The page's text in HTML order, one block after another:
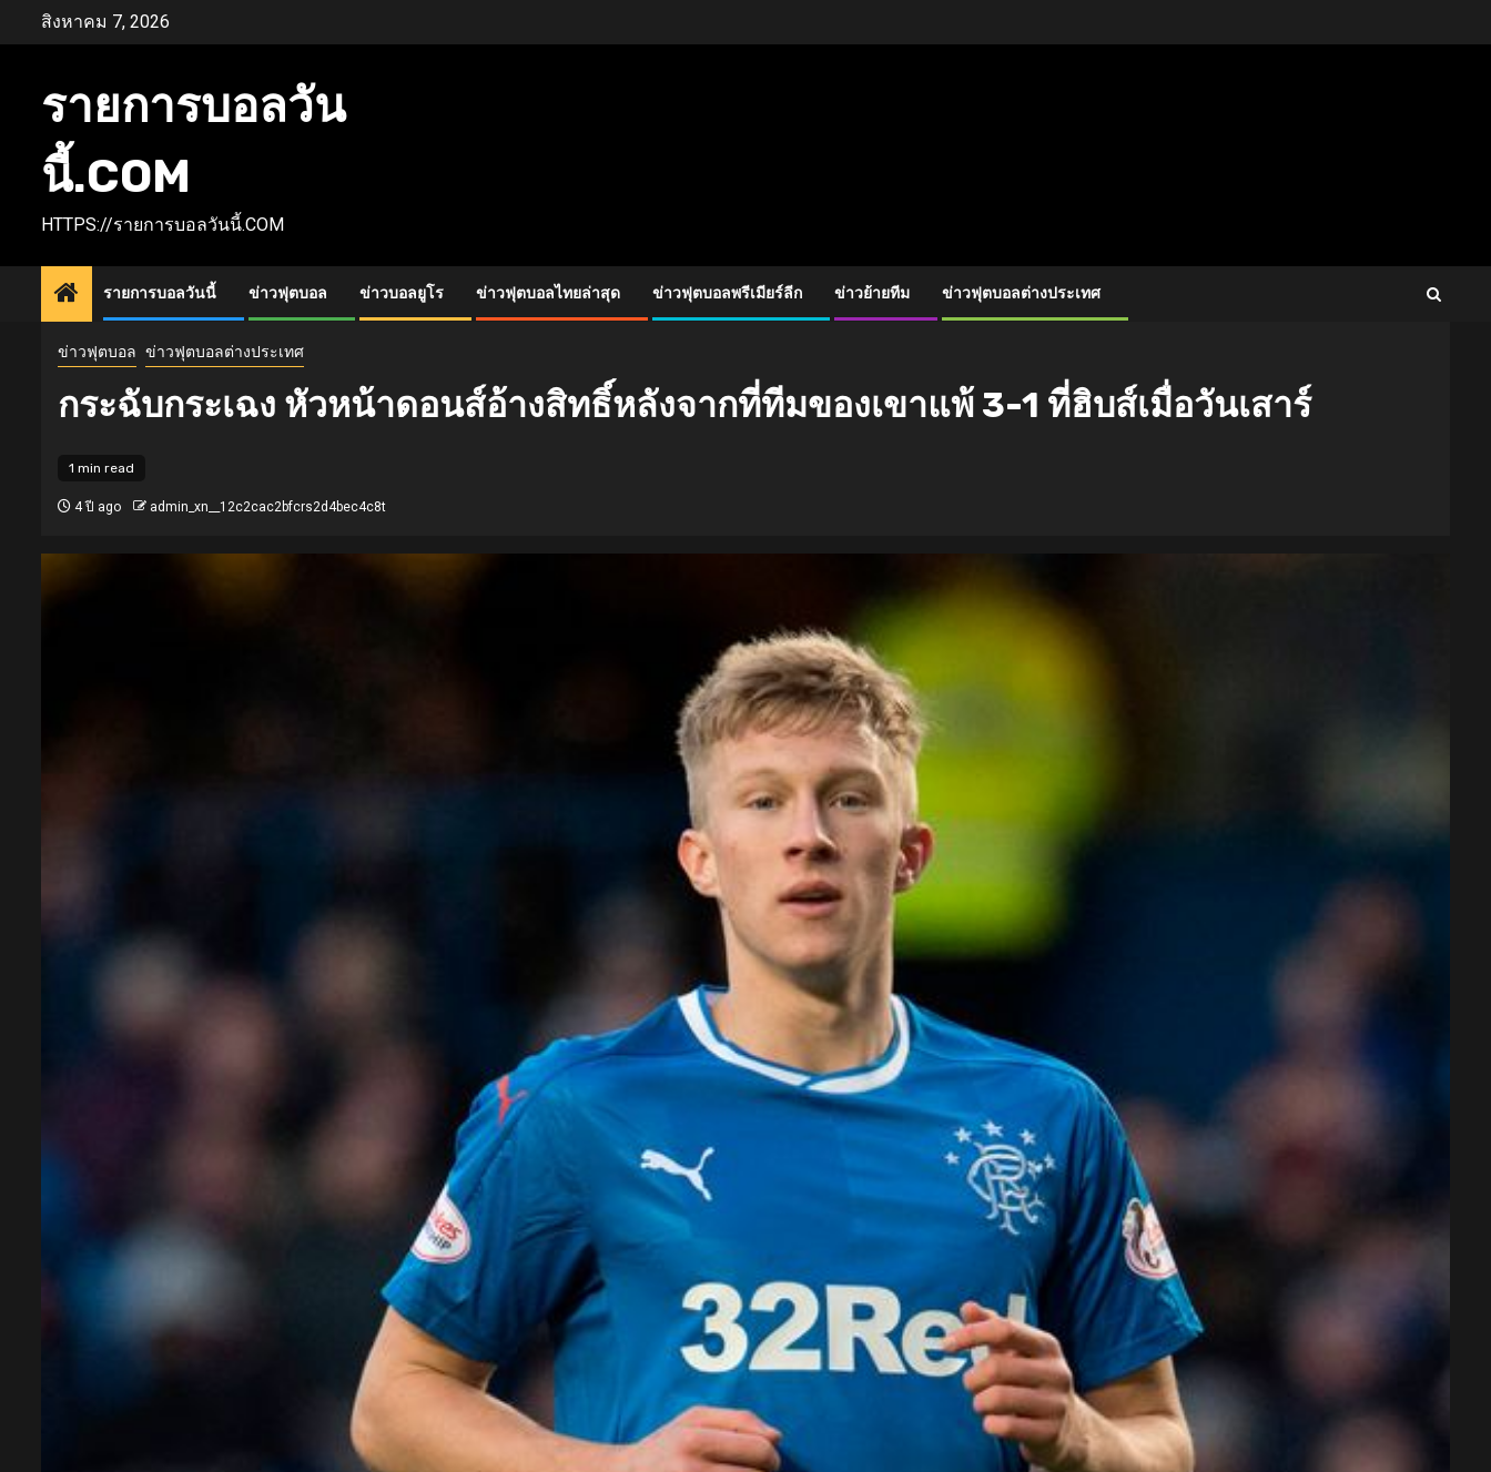
สิงหาคม 7, 2026
รายการบอลวัน
นี้.COM
HTTPS://รายการบอลวันนี้.COM
รายการบอลวันนี้ ข่าวฟุตบอล ข่าวบอลยูโร ข่าวฟุตบอลไทยล่าสุด ข่าวฟุตบอลพรีเมียร์ลีก ข่าวย้ายทีม ข่าวฟุตบอลต่างประเทศ
ข่าวฟุตบอล ข่าวฟุตบอลต่างประเทศ
กระฉับกระเฉง หัวหน้าดอนส์อ้างสิทธิ์หลังจากที่ทีมของเขาแพ้ 3-1 ที่ฮิบส์เมื่อวันเสาร์
1 min read
4 ปี ago admin_xn__12c2cac2bfcrs2d4bec4c8t